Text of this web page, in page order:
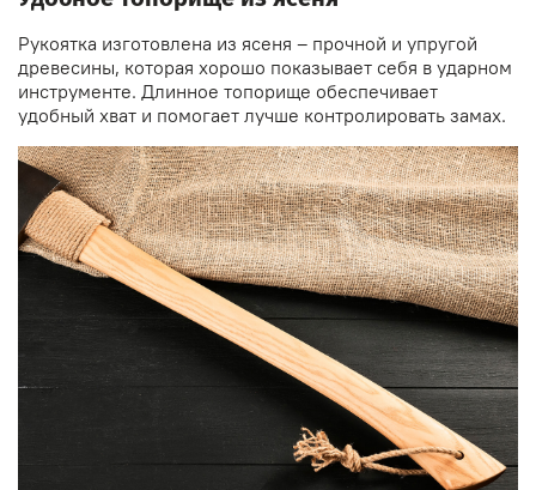
Рукоятка изготовлена из ясеня – прочной и упругой
древесины, которая хорошо показывает себя в ударном
инструменте. Длинное топорище обеспечивает
удобный хват и помогает лучше контролировать замах.